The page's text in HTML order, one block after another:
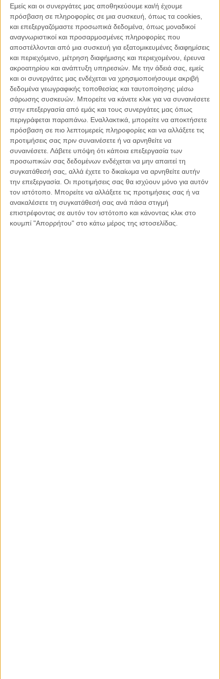
Εμείς και οι συνεργάτες μας αποθηκεύουμε και/ή έχουμε
πρόσβαση σε πληροφορίες σε μια συσκευή, όπως τα cookies,
και επεξεργαζόμαστε προσωπικά δεδομένα, όπως μοναδικοί
αναγνωριστικοί και προσαρμοσμένες πληροφορίες που
αποστέλλονται από μια συσκευή για εξατομικευμένες διαφημίσεις
και περιεχόμενο, μέτρηση διαφήμισης και περιεχομένου, έρευνα
ακροατηρίου και ανάπτυξη υπηρεσιών. Με την άδειά σας, εμείς
και οι συνεργάτες μας ενδέχεται να χρησιμοποιήσουμε ακριβή
δεδομένα γεωγραφικής τοποθεσίας και ταυτοποίησης μέσω
σάρωσης συσκευών. Μπορείτε να κάνετε κλικ για να συναινέσετε
στην επεξεργασία από εμάς και τους συνεργάτες μας όπως
περιγράφεται παραπάνω. Εναλλακτικά, μπορείτε να αποκτήσετε
πρόσβαση σε πιο λεπτομερείς πληροφορίες και να αλλάξετε τις
προτιμήσεις σας πριν συναινέσετε ή να αρνηθείτε να
συναινέσετε. Λάβετε υπόψη ότι κάποια επεξεργασία των
προσωπικών σας δεδομένων ενδέχεται να μην απαιτεί τη
συγκατάθεσή σας, αλλά έχετε το δικαίωμα να αρνηθείτε αυτήν
την επεξεργασία. Οι προτιμήσεις σας θα ισχύουν μόνο για αυτόν
τον ιστότοπο. Μπορείτε να αλλάξετε τις προτιμήσεις σας ή να
ανακαλέσετε τη συγκατάθεσή σας ανά πάσα στιγμή
επιστρέφοντας σε αυτόν τον ιστότοπο και κάνοντας κλικ στο
κουμπί "Απορρήτου" στο κάτω μέρος της ιστοσελίδας.